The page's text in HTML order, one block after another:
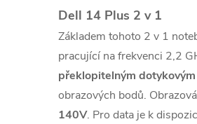
Dell 14 Plus 2 v 1
Základem tohoto 2 v 1
pracující na frekvenci 2,2
překlopitelným dotykovým
obrazových bodů.
140V. Pro data je k